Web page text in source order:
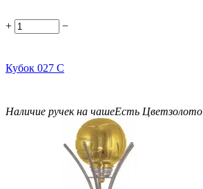
+ −
Кубок 027 C
Наличие ручек на чашеЕсть Цветзолото